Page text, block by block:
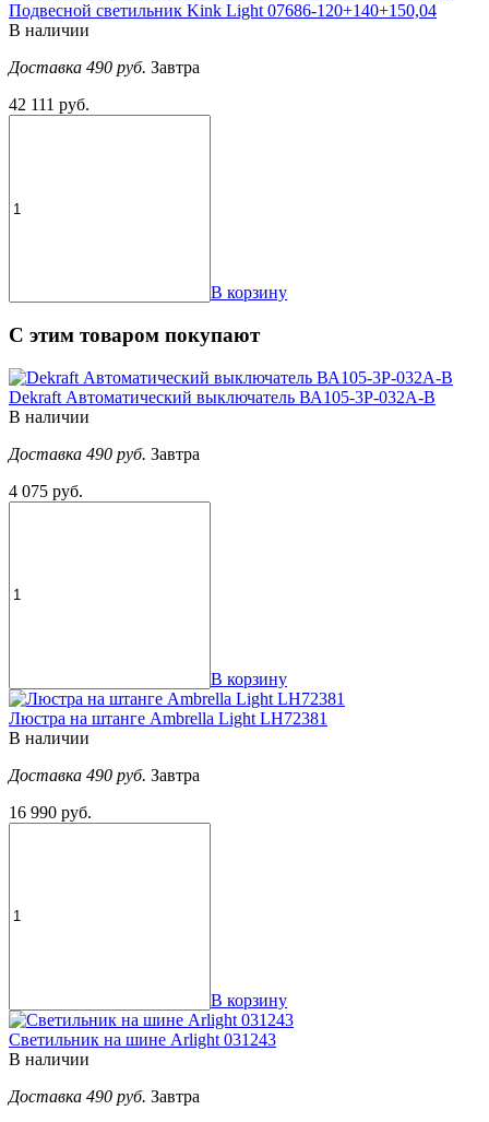
Подвесной светильник Kink Light 07686-120+140+150,04
В наличии
Доставка 490 руб. Завтра
42 111 руб.
В корзину
С этим товаром покупают
Dekraft Автоматический выключатель ВА105-3P-032A-B
В наличии
Доставка 490 руб. Завтра
4 075 руб.
В корзину
Люстра на штанге Ambrella Light LH72381
В наличии
Доставка 490 руб. Завтра
16 990 руб.
В корзину
Светильник на шине Arlight 031243
В наличии
Доставка 490 руб. Завтра